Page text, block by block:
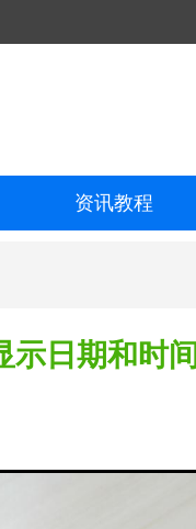
资讯教程
示日期和时间